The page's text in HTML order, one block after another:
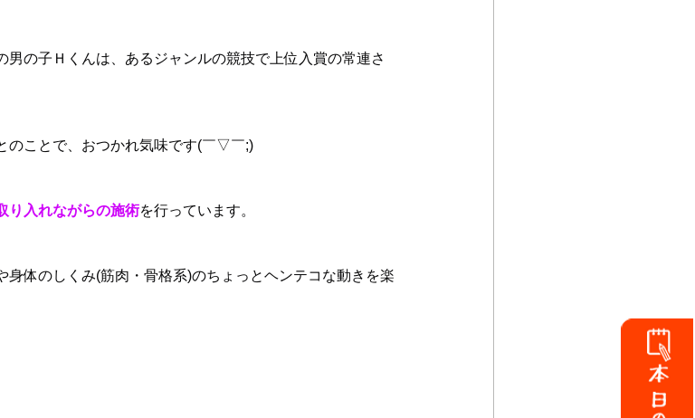
の子Ｈくんは、あるジャンルの競技で上位入賞の常連さ
のことで、おつかれ気味です(￣▽￣;)
り入れながらの施術を行っています。
身体のしくみ(筋肉・骨格系)のちょっとヘンテコな動きを楽